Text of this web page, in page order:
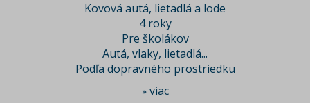
Kovová autá, lietadlá a lode
4 roky
Pre školákov
Autá, vlaky, lietadlá...
Podľa dopravného prostriedku
» viac